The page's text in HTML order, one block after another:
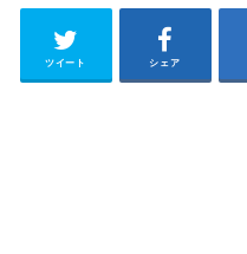
ツイート シェア